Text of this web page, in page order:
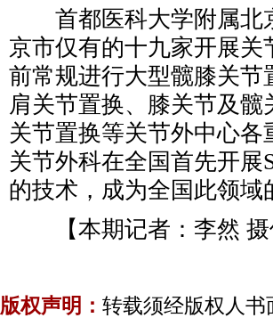
首都医科大学附属北
京市仅有的十九家开展
前常规进行大型髋膝关节
肩关节置换、膝关节及
关节置换等关节外中心
关节外科在全国首先开展
的技术，成为全国此领域
【本期记者：李然 摄
版权声明： 转载须经版权人